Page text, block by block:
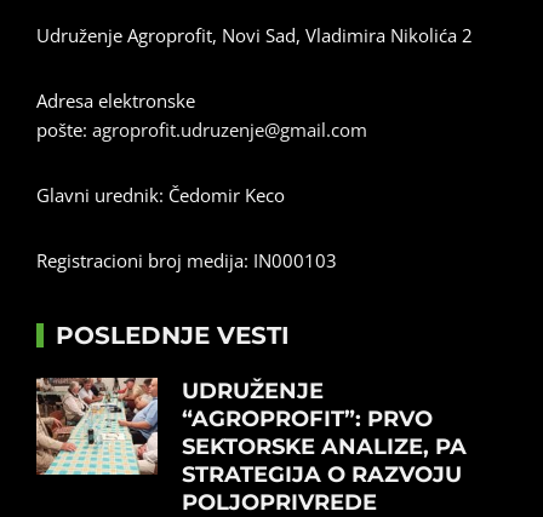
Udruženje Agroprofit, Novi Sad, Vladimira Nikolića 2
Adresa elektronske
pošte: agroprofit.udruzenje@gmail.com
Glavni urednik: Čedomir Keco
Registracioni broj medija: IN000103
POSLEDNJE VESTI
UDRUŽENJE
“AGROPROFIT”: PRVO
SEKTORSKE ANALIZE, PA
STRATEGIJA O RAZVOJU
POLJOPRIVREDE